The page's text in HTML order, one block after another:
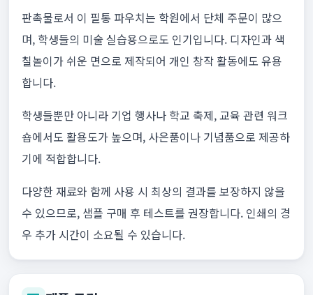
판촉물로서 이 필통 파우치는 학원에서 단체 주문이 많으
며, 학생들의 미술 실습용으로도 인기입니다. 디자인과 색
칠놀이가 쉬운 면으로 제작되어 개인 창작 활동에도 유용
합니다.
학생들뿐만 아니라 기업 행사나 학교 축제, 교육 관련 워크
숍에서도 활용도가 높으며, 사은품이나 기념품으로 제공하
기에 적합합니다.
다양한 재료와 함께 사용 시 최상의 결과를 보장하지 않을
수 있으므로, 샘플 구매 후 테스트를 권장합니다. 인쇄의 경
우 추가 시간이 소요될 수 있습니다.